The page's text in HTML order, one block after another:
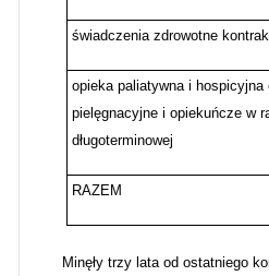
świadczenia zdrowotne
opieka paliatywna i hospicyjna
pielęgnacyjne i opiekuńcze w
długoterminowej
RAZEM
Minęły trzy lata od ostatniego